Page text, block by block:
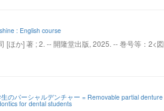
: English course
[ほか] 著 ; 2. -- 開隆堂出版, 2025. -- 巻号等：2<図
のパーシャルデンチャー = Removable partial denture
for dental students